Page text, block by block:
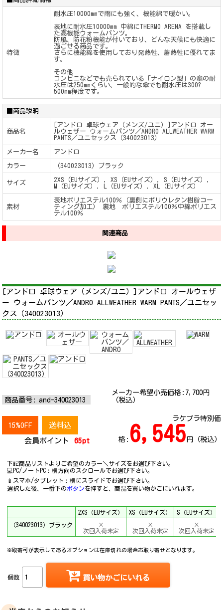
特徴
耐水圧10000mmで雨にも強く、機能綿で暖かい。
表地に耐水圧10000mm 中綿にTHERMO ARENA を搭載し
た高機能ウォームパンツ。
防風、防花粉機能が付いており、どんな天候にも快適に
過ごせる商品です。
さらに機能綿を使用しており発熱性、蓄熱性に優れてま
す。
その他
コンビニなどでも売られている「ナイロン製」の傘の耐
水圧は250mmくらい、一般的な傘でも耐水圧は300?
500mm程度です。
■商品説明
商品名
[アンドロ 卓球ウェア（メンズ/ユニ）]アンドロ オー
ルウェザー ウォームパンツ／ANDRO ALLWEATHER WARM
PANTS／ユニセックス（340023013）
メーカー名 アンドロ
カラー （340023013）ブラック
サイズ
2XS（EUサイズ）, XS（EUサイズ）, S（EUサイズ）,
M（EUサイズ）, L（EUサイズ）, XL（EUサイズ）
素材
表地ポリエステル100％（裏側にポリウレタン樹脂コー
ティング加工） 裏地 ポリエステル100％中綿ポリエス
テル100％
関連商品
[アンドロ 卓球ウェア（メンズ/ユニ）]アンドロ オールウェザ
ー ウォームパンツ／ANDRO ALLWEATHER WARM PANTS／ユニセッ
クス（340023013）
商品番号: and-340023013
メーカー希望小売価格: 7,700円
（税込）
15%OFF 送料込
会員ポイント 65pt
ラケプラ特別価
格: 6,545円（税込）
下記商品リストよりご希望のカラー＼サイズをお選び下さい。
💻PC/ノートPC︰横方向のスクロールでお選び下さい。
📱スマホ/タブレット︰横にスライドでお選び下さい。
選択した後、一番下のボタンを押すと、商品を買い物かごにいれます。
2XS（EUサイズ） XS（EUサイズ） S（EUサイズ）
（340023013）ブラック
×
次回入荷未定
×
次回入荷未定
×
次回入荷未定
※取寄可が表示してあるオプションは在庫切れの場合お取り寄せとなります。
個数 買い物かごにいれる